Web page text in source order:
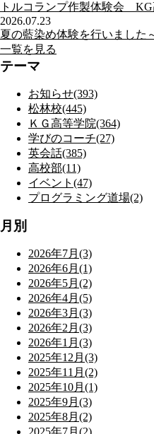
トルコランプ作製体験会
2026.07.23
夏の藍染め体験を行いまし
一覧を見る
テーマ
お知らせ(393)
松林校(445)
ＫＧ高等学院(364)
学びのコーチ(27)
英会話(385)
高校部(11)
イベント(47)
プログラミング道場(2)
月別
2026年7月(3)
2026年6月(1)
2026年5月(2)
2026年4月(5)
2026年3月(3)
2026年2月(3)
2026年1月(3)
2025年12月(3)
2025年11月(2)
2025年10月(1)
2025年9月(3)
2025年8月(2)
2025年7月(2)